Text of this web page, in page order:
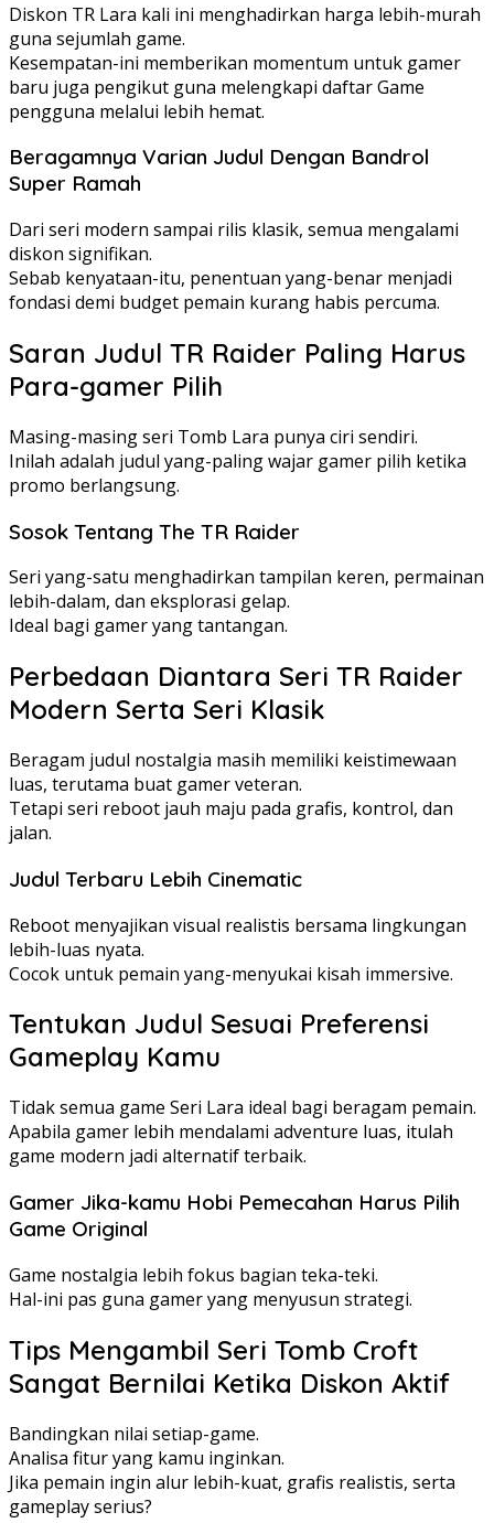
Diskon TR Lara kali ini menghadirkan harga lebih-murah
guna sejumlah game.
Kesempatan-ini memberikan momentum untuk gamer
baru juga pengikut guna melengkapi daftar Game
pengguna melalui lebih hemat.
Beragamnya Varian Judul Dengan Bandrol
Super Ramah
Dari seri modern sampai rilis klasik, semua mengalami
diskon signifikan.
Sebab kenyataan-itu, penentuan yang-benar menjadi
fondasi demi budget pemain kurang habis percuma.
Saran Judul TR Raider Paling Harus
Para-gamer Pilih
Masing-masing seri Tomb Lara punya ciri sendiri.
Inilah adalah judul yang-paling wajar gamer pilih ketika
promo berlangsung.
Sosok Tentang The TR Raider
Seri yang-satu menghadirkan tampilan keren, permainan
lebih-dalam, dan eksplorasi gelap.
Ideal bagi gamer yang tantangan.
Perbedaan Diantara Seri TR Raider
Modern Serta Seri Klasik
Beragam judul nostalgia masih memiliki keistimewaan
luas, terutama buat gamer veteran.
Tetapi seri reboot jauh maju pada grafis, kontrol, dan
jalan.
Judul Terbaru Lebih Cinematic
Reboot menyajikan visual realistis bersama lingkungan
lebih-luas nyata.
Cocok untuk pemain yang-menyukai kisah immersive.
Tentukan Judul Sesuai Preferensi
Gameplay Kamu
Tidak semua game Seri Lara ideal bagi beragam pemain.
Apabila gamer lebih mendalami adventure luas, itulah
game modern jadi alternatif terbaik.
Gamer Jika-kamu Hobi Pemecahan Harus Pilih
Game Original
Game nostalgia lebih fokus bagian teka-teki.
Hal-ini pas guna gamer yang menyusun strategi.
Tips Mengambil Seri Tomb Croft
Sangat Bernilai Ketika Diskon Aktif
Bandingkan nilai setiap-game.
Analisa fitur yang kamu inginkan.
Jika pemain ingin alur lebih-kuat, grafis realistis, serta
gameplay serius?